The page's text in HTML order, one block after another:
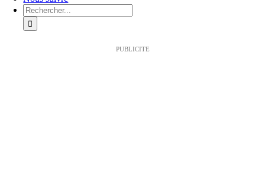
Rechercher:
PUBLICITE